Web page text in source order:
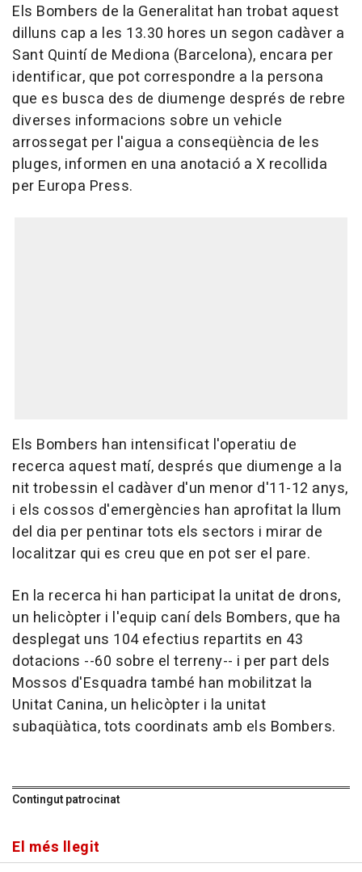
Els Bombers de la Generalitat han trobat aquest
dilluns cap a les 13.30 hores un segon cadàver a
Sant Quintí de Mediona (Barcelona), encara per
identificar, que pot correspondre a la persona
que es busca des de diumenge després de rebre
diverses informacions sobre un vehicle
arrossegat per l'aigua a conseqüència de les
pluges, informen en una anotació a X recollida
per Europa Press.
Els Bombers han intensificat l'operatiu de
recerca aquest matí, després que diumenge a la
nit trobessin el cadàver d'un menor d'11-12 anys,
i els cossos d'emergències han aprofitat la llum
del dia per pentinar tots els sectors i mirar de
localitzar qui es creu que en pot ser el pare.
En la recerca hi han participat la unitat de drons,
un helicòpter i l'equip caní dels Bombers, que ha
desplegat uns 104 efectius repartits en 43
dotacions --60 sobre el terreny-- i per part dels
Mossos d'Esquadra també han mobilitzat la
Unitat Canina, un helicòpter i la unitat
subaqüàtica, tots coordinats amb els Bombers.
Contingut patrocinat
El més llegit